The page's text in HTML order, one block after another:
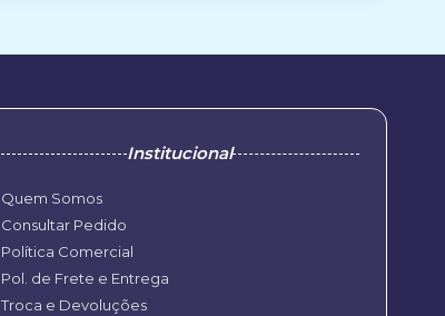
Institucional
Quem Somos
Consultar Pedido
Política Comercial
Pol. de Frete e Entrega
Troca e Devoluções